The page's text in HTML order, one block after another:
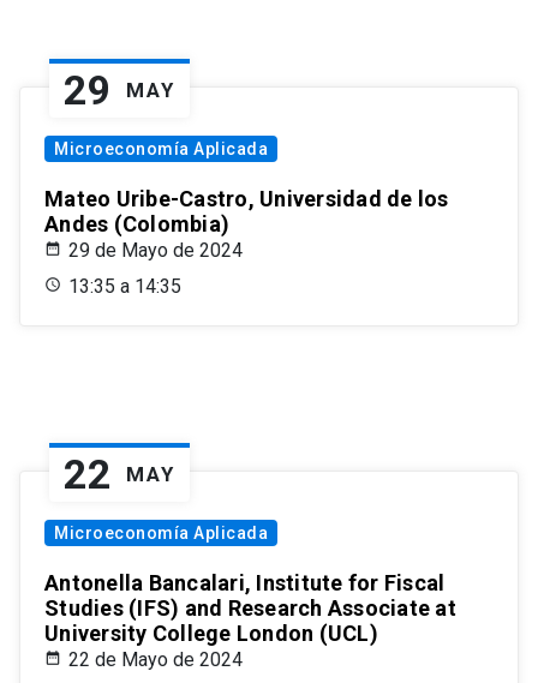
29 MAY
Microeconomía Aplicada
Mateo Uribe-Castro, Universidad de los
Andes (Colombia)
29 de Mayo de 2024
13:35 a 14:35
22 MAY
Microeconomía Aplicada
Antonella Bancalari, Institute for Fiscal
Studies (IFS) and Research Associate at
University College London (UCL)
22 de Mayo de 2024